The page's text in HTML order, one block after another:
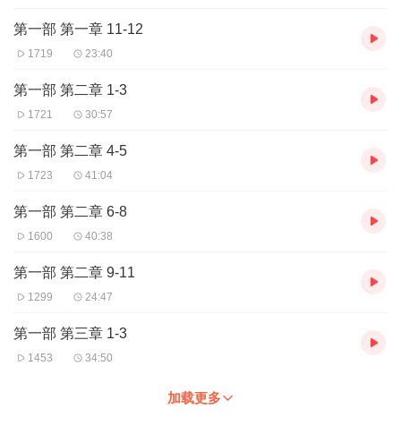
第一部 第一章 11-12
1719 23:40
第一部 第二章 1-3
1721 30:57
第一部 第二章 4-5
1723 41:04
第一部 第二章 6-8
1600 40:38
第一部 第二章 9-11
1299 24:47
第一部 第三章 1-3
1453 34:50
加载更多